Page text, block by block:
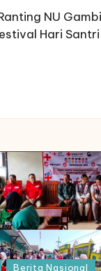
NU
Hari
Berita Nasional